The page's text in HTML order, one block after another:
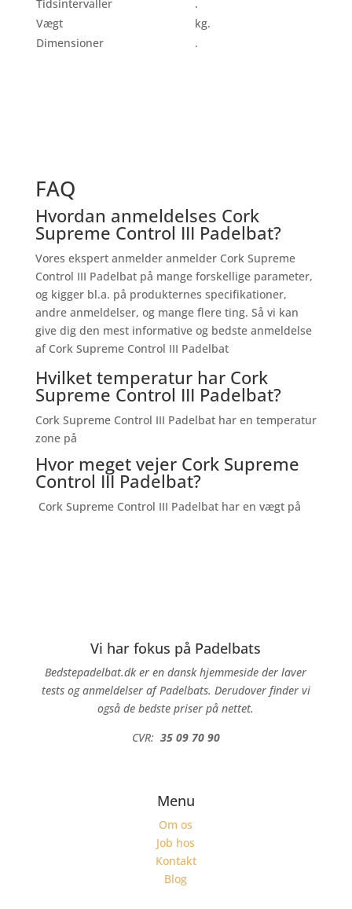
Tidsintervaller
.
Vægt
kg.
Dimensioner
.
FAQ
Hvordan anmeldelses Cork
Supreme Control III Padelbat?
Vores ekspert anmelder anmelder Cork Supreme
Control III Padelbat på mange forskellige parameter,
og kigger bl.a. på produkternes specifikationer,
andre anmeldelser, og mange flere ting. Så vi kan
give dig den mest informative og bedste anmeldelse
af Cork Supreme Control III Padelbat
Hvilket temperatur har Cork
Supreme Control III Padelbat?
Cork Supreme Control III Padelbat har en temperatur
zone på
Hvor meget vejer Cork Supreme
Control III Padelbat?
Cork Supreme Control III Padelbat har en vægt på
Vi har fokus på Padelbats
Bedstepadelbat.dk er en dansk hjemmeside der laver
tests og anmeldelser af Padelbats. Derudover finder vi
også de bedste priser på nettet.
CVR: 35 09 70 90
Menu
Om os
Job hos
Kontakt
Blog